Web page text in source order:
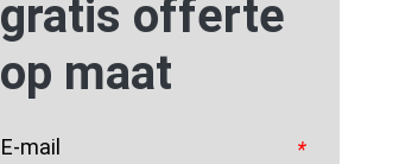
gratis offerte
op maat
*
E-mail